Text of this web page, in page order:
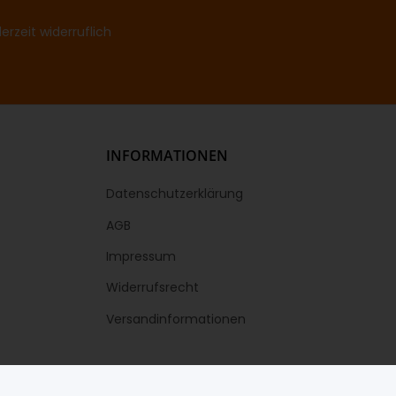
widerruflich
INFORMATIONEN
Datenschutzerklärung
AGB
Impressum
Widerrufsrecht
Versandinformationen